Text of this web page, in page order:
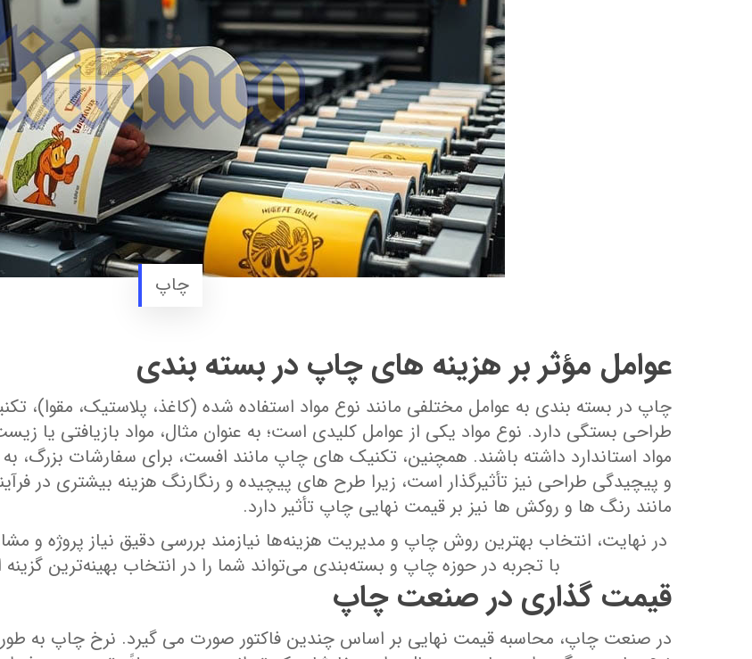
چاپ
عوامل مؤثر بر هزینه‌ های چاپ در بسته‌ بندی
چاپ در بسته ‌بندی به عوامل مختلفی مانند نوع مواد استفاده ‌شده (کاغذ، پلاستیک،
طراحی بستگی دارد. نوع مواد یکی از عوامل کلیدی است؛ به عنوان مثال، مواد بازیافتی یا
مواد استاندارد داشته باشند. همچنین، تکنیک ‌های چاپ مانند افست، برای سفارشات بزرگ،
و پیچیدگی طراحی نیز تأثیرگذار است، زیرا طرح‌ های پیچیده و رنگارنگ هزینه بیشتری در
مانند رنگ‌ ها و روکش‌ ها نیز بر قیمت نهایی چاپ تأثیر دارد.
در نهایت، انتخاب بهترین روش چاپ و مدیریت هزینه‌ها نیازمند بررسی دقیق نیاز پروژه و
با تجربه در حوزه چاپ و بسته‌بندی می‌تواند شما را در انتخاب بهینه‌ترین
قیمت ‌گذاری در صنعت چاپ
در صنعت چاپ، محاسبه قیمت نهایی بر اساس چندین فاکتور صورت می ‌گیرد. نرخ چاپ به